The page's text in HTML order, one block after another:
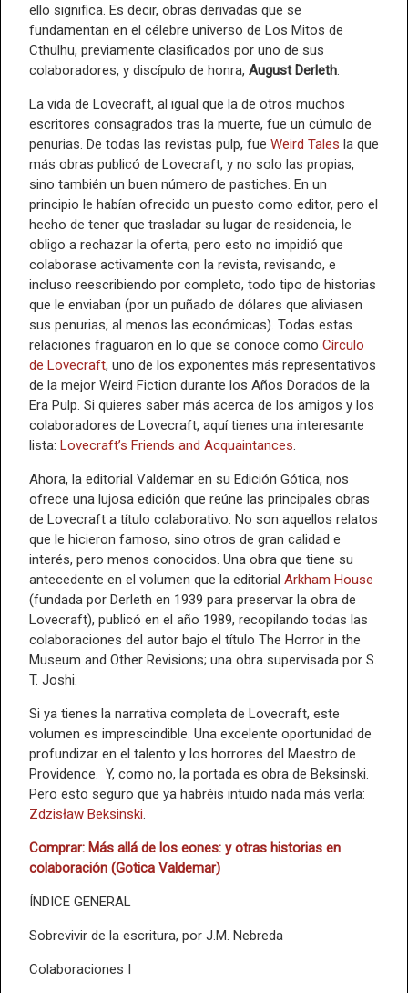
ello significa. Es decir, obras derivadas que se
fundamentan en el célebre universo de Los Mitos de
Cthulhu, previamente clasificados por uno de sus
colaboradores, y discípulo de honra, August Derleth.
La vida de Lovecraft, al igual que la de otros muchos
escritores consagrados tras la muerte, fue un cúmulo de
penurias. De todas las revistas pulp, fue Weird Tales la que
más obras publicó de Lovecraft, y no solo las propias,
sino también un buen número de pastiches. En un
principio le habían ofrecido un puesto como editor, pero el
hecho de tener que trasladar su lugar de residencia, le
obligo a rechazar la oferta, pero esto no impidió que
colaborase activamente con la revista, revisando, e
incluso reescribiendo por completo, todo tipo de historias
que le enviaban (por un puñado de dólares que aliviasen
sus penurias, al menos las económicas). Todas estas
relaciones fraguaron en lo que se conoce como Círculo
de Lovecraft, uno de los exponentes más representativos
de la mejor Weird Fiction durante los Años Dorados de la
Era Pulp. Si quieres saber más acerca de los amigos y los
colaboradores de Lovecraft, aquí tienes una interesante
lista: Lovecraft’s Friends and Acquaintances.
Ahora, la editorial Valdemar en su Edición Gótica, nos
ofrece una lujosa edición que reúne las principales obras
de Lovecraft a título colaborativo. No son aquellos relatos
que le hicieron famoso, sino otros de gran calidad e
interés, pero menos conocidos. Una obra que tiene su
antecedente en el volumen que la editorial Arkham House
(fundada por Derleth en 1939 para preservar la obra de
Lovecraft), publicó en el año 1989, recopilando todas las
colaboraciones del autor bajo el título The Horror in the
Museum and Other Revisions; una obra supervisada por S.
T. Joshi.
Si ya tienes la narrativa completa de Lovecraft, este
volumen es imprescindible. Una excelente oportunidad de
profundizar en el talento y los horrores del Maestro de
Providence. Y, como no, la portada es obra de Beksinski.
Pero esto seguro que ya habréis intuido nada más verla:
Zdzisław Beksinski.
Comprar: Más allá de los eones: y otras historias en
colaboración (Gotica Valdemar)
ÍNDICE GENERAL
Sobrevivir de la escritura, por J.M. Nebreda
Colaboraciones I